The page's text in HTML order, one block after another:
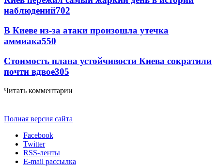
наблюдений702
В Киеве из-за атаки произошла утечка
аммиака550
Стоимость плана устойчивости Киева сократили
почти вдвое305
Читать комментарии
Полная версия сайта
Facebook
Twitter
RSS-ленты
E-mail рассылка